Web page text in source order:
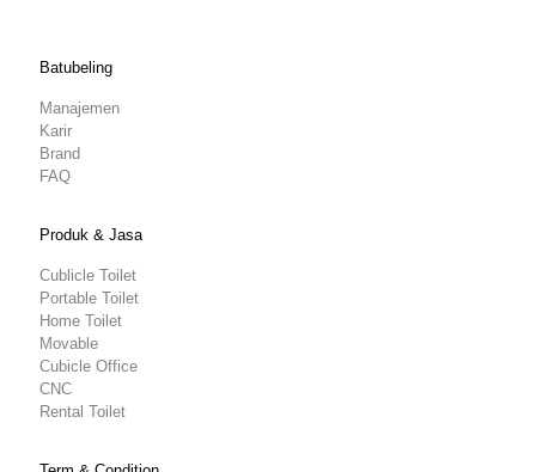
Batubeling
Manajemen
Karir
Brand
FAQ
Produk & Jasa
Cublicle Toilet
Portable Toilet
Home Toilet
Movable
Cubicle Office
CNC
Rental Toilet